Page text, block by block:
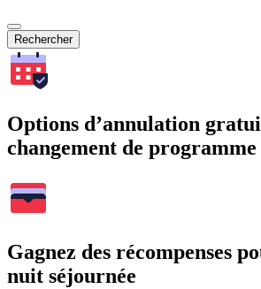
Rechercher
Options d’annulation
changement de programme
Gagnez des récompenses
nuit séjournée